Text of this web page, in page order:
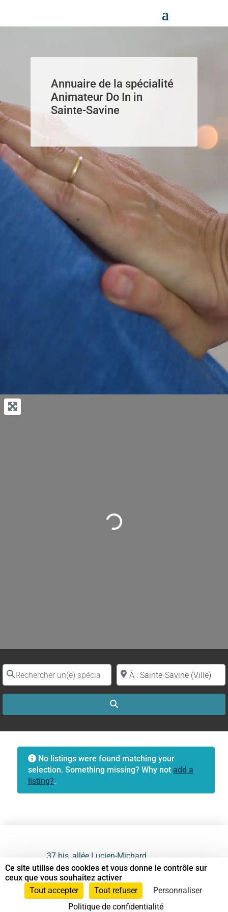
Annuaire de la spécialité
Animateur Do In in
Sainte-Savine
Loading...
Rechercher un(e) spécialiste par nomProche de (ville ou région)
No listings were found matching your
selection. Something missing? Why not add a
listing?.
37 bis, allée Lucien-Michard
93190 Livry-Gargan
06 61 87 28 09
Ce site utilise des cookies et vous donne le contrôle sur
ceux que vous souhaitez activer
Tout accepter
Tout refuser
Personnaliser
Politique de confidentialité